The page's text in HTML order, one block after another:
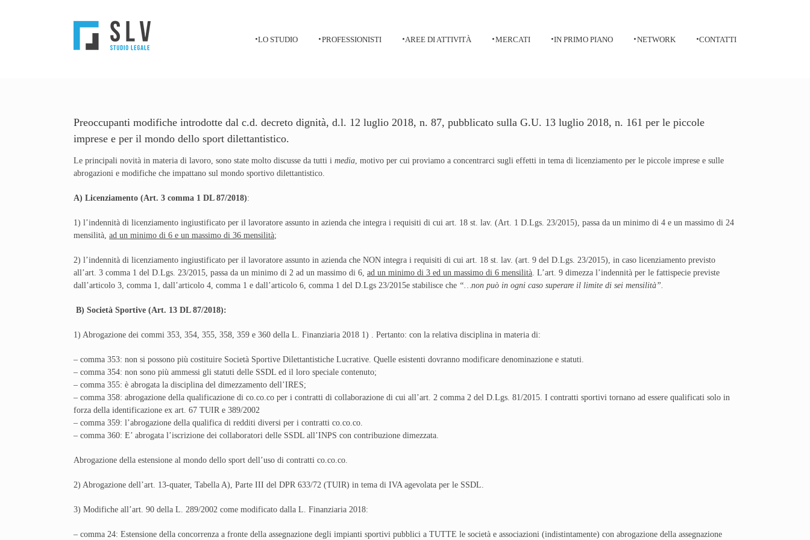
LO STUDIO
PROFESSIONISTI AREE DI ATTIVITÀ MERCATI IN PRIMO PIANO NETWORK CONTATTI
Preoccupanti modifiche introdotte dal c.d. decreto dignità, d.l. 12 luglio 2018, n. 87, pubblicato sulla G.U. 13 luglio 2018, n. 161 per le piccole
imprese e per il mondo dello sport dilettantistico.
Le principali novità in materia di lavoro, sono state molto discusse da tutti i media, motivo per cui proviamo a concentrarci sugli effetti in tema di licenziamento per le piccole imprese e sulle
abrogazioni e modifiche che impattano sul mondo sportivo dilettantistico.
A) Licenziamento (Art. 3 comma 1 DL 87/2018):
1) l’indennità di licenziamento ingiustificato per il lavoratore assunto in azienda che integra i requisiti di cui art. 18 st. lav. (Art. 1 D.Lgs. 23/2015), passa da un minimo di 4 e un massimo di 24
mensilità, ad un minimo di 6 e un massimo di 36 mensilità;
2) l’indennità di licenziamento ingiustificato per il lavoratore assunto in azienda che NON integra i requisiti di cui art. 18 st. lav. (art. 9 del D.Lgs. 23/2015), in caso licenziamento previsto
all’art. 3 comma 1 del D.Lgs. 23/2015, passa da un minimo di 2 ad un massimo di 6, ad un minimo di 3 ed un massimo di 6 mensilità. L’art. 9 dimezza l’indennità per le fattispecie previste
dall’articolo 3, comma 1, dall’articolo 4, comma 1 e dall’articolo 6, comma 1 del D.Lgs 23/2015e stabilisce che “…non può in ogni caso superare il limite di sei mensilità”.
B) Società Sportive (Art. 13 DL 87/2018):
1) Abrogazione dei commi 353, 354, 355, 358, 359 e 360 della L. Finanziaria 2018 1) . Pertanto: con la relativa disciplina in materia di:
– comma 353: non si possono più costituire Società Sportive Dilettantistiche Lucrative. Quelle esistenti dovranno modificare denominazione e statuti.
– comma 354: non sono più ammessi gli statuti delle SSDL ed il loro speciale contenuto;
– comma 355: è abrogata la disciplina del dimezzamento dell’IRES;
– comma 358: abrogazione della qualificazione di co.co.co per i contratti di collaborazione di cui all’art. 2 comma 2 del D.Lgs. 81/2015. I contratti sportivi tornano ad essere qualificati solo in
forza della identificazione ex art. 67 TUIR e 389/2002
– comma 359: l’abrogazione della qualifica di redditi diversi per i contratti co.co.co.
– comma 360: E’ abrogata l’iscrizione dei collaboratori delle SSDL all’INPS con contribuzione dimezzata.
Abrogazione della estensione al mondo dello sport dell’uso di contratti co.co.co.
2) Abrogazione dell’art. 13-quater, Tabella A), Parte III del DPR 633/72 (TUIR) in tema di IVA agevolata per le SSDL.
3) Modifiche all’art. 90 della L. 289/2002 come modificato dalla L. Finanziaria 2018:
– comma 24: Estensione della concorrenza a fronte della assegnazione degli impianti sportivi pubblici a TUTTE le società e associazioni (indistintamente) con abrogazione della assegnazione